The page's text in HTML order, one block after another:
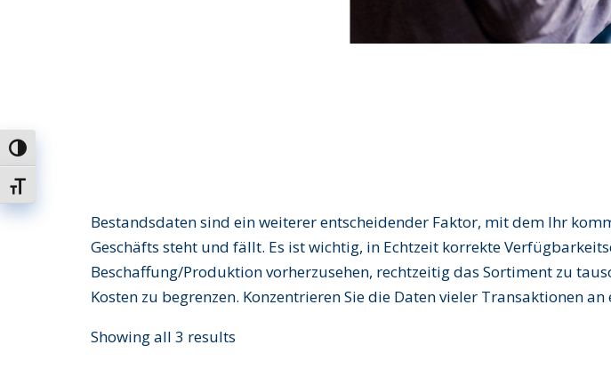
Umschalten auf hohe Kontraste
Schrift vergrößern
Bestandsdaten sind ein weiterer entscheidender Faktor, mit dem Ihr
Geschäfts steht und fällt. Es ist wichtig, in Echtzeit korrekte
Beschaffung/Produktion vorherzusehen, rechtzeitig das Sortiment zu
Kosten zu begrenzen. Konzentrieren Sie die Daten vieler Transaktionen
Showing all 3 results